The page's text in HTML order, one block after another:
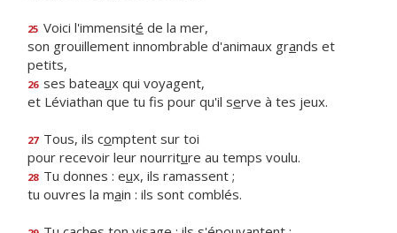
25 Voici l'immensité de la mer,
son grouillement innombrable d'animaux grands et
petits,
26 ses bateaux qui voyagent,
et Léviathan que tu fis pour qu'il serve à tes jeux.
27 Tous, ils comptent sur toi
pour recevoir leur nourriture au temps voulu.
28 Tu donnes : eux, ils ramassent ;
tu ouvres la main : ils sont comblés.